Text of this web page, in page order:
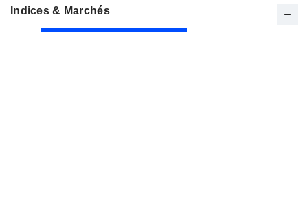
Indices & Marchés